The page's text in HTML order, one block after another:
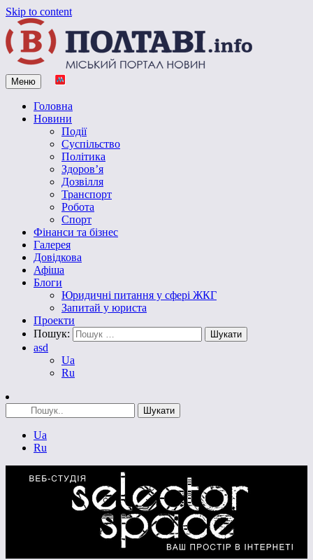
Skip to content
Vpoltave.info
Полтавський портал новин
Меню
Головна
Новини
Події
Суспільство
Політика
Здоров’я
Дозвілля
Транспорт
Робота
Спорт
Фінанси та бізнес
Галерея
Довідкова
Афіша
Блоги
Юридичні питання у сфері ЖКГ
Запитай у юриста
Проекти
Пошук:
asd
Ua
Ru
Ua
Ru